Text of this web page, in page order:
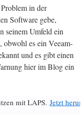
in der
Software gebe,
seinem Umfeld ein
obwohl es ein Veeam-
und es gibt einen
hier im Blog ein
mit LAPS. Jetzt